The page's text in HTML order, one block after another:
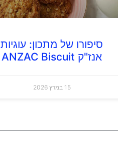
סיפורו של מתכון: עוגיות
אנז"ק ANZAC Biscuit
15 במרץ 2026